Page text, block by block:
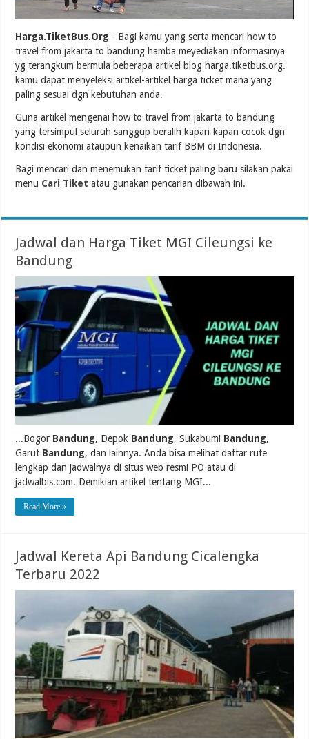
Harga.TiketBus.Org - Bagi kamu yang serta mencari how to
travel from jakarta to bandung hamba meyediakan informasinya
yg terangkum bermula beberapa artikel blog harga.tiketbus.org.
kamu dapat menyeleksi artikel-artikel harga ticket mana yang
paling sesuai dgn kebutuhan anda.
Guna artikel mengenai how to travel from jakarta to bandung
yang tersimpul seluruh sanggup beralih kapan-kapan cocok dgn
kondisi ekonomi ataupun kenaikan tarif BBM di Indonesia.
Bagi mencari dan menemukan tarif ticket paling baru silakan pakai
menu Cari Tiket atau gunakan pencarian dibawah ini.
Jadwal dan Harga Tiket MGI Cileungsi ke
Bandung
...Bogor Bandung, Depok Bandung, Sukabumi Bandung,
Garut Bandung, dan lainnya. Anda bisa melihat daftar rute
lengkap dan jadwalnya di situs web resmi PO atau di
jadwalbis.com. Demikian artikel tentang MGI...
Read More »
Jadwal Kereta Api Bandung Cicalengka
Terbaru 2022